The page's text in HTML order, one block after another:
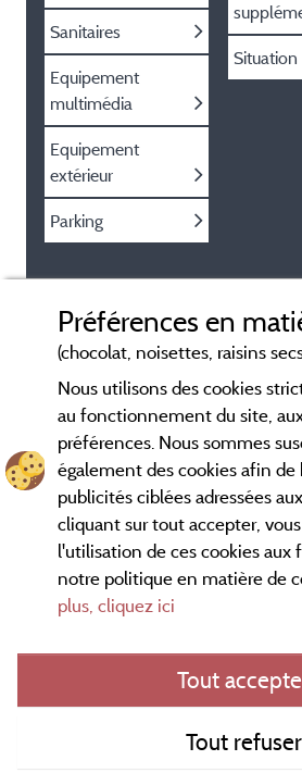
Sanitaires
Equipement
multimédia
Equipement
extérieur
Parking
Situation
Conditions générales
Contact
Préférences en
(chocolat, noisettes, raisins
Nous utilisons des cookies
au fonctionnement du site,
préférences. Nous sommes
également des cookies afin
publicités ciblées adressées
cliquant sur tout accepter,
l'utilisation de ces cookies aux
notre politique en matière de
plus, cliquez ici
Tout
Tout refuser